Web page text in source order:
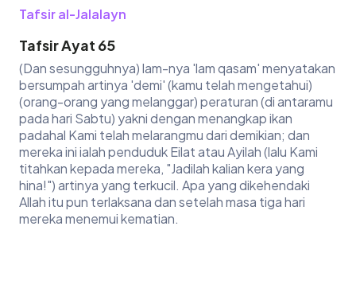
Tafsir al-Jalalayn
Tafsir Ayat 65
(Dan sesungguhnya) lam-nya 'lam qasam' menyatakan
bersumpah artinya 'demi' (kamu telah mengetahui)
(orang-orang yang melanggar) peraturan (di antaramu
pada hari Sabtu) yakni dengan menangkap ikan
padahal Kami telah melarangmu dari demikian; dan
mereka ini ialah penduduk Eilat atau Ayilah (lalu Kami
titahkan kepada mereka, "Jadilah kalian kera yang
hina!") artinya yang terkucil. Apa yang dikehendaki
Allah itu pun terlaksana dan setelah masa tiga hari
mereka menemui kematian.